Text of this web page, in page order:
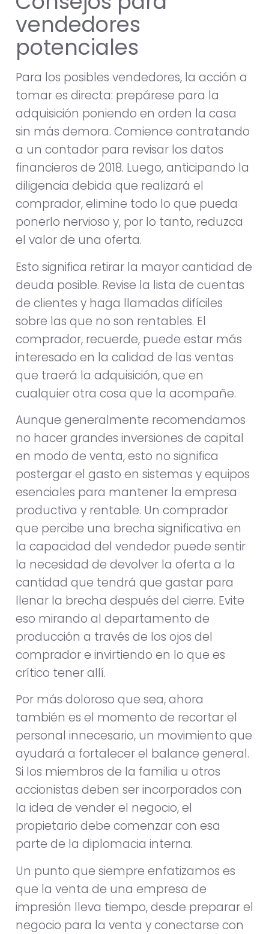
vendedores
potenciales
Para los posibles vendedores, la acción a
tomar es directa: prepárese para la
adquisición poniendo en orden la casa
sin más demora. Comience contratando
a un contador para revisar los datos
financieros de 2018. Luego, anticipando la
diligencia debida que realizará el
comprador, elimine todo lo que pueda
ponerlo nervioso y, por lo tanto, reduzca
el valor de una oferta.
Esto significa retirar la mayor cantidad de
deuda posible. Revise la lista de cuentas
de clientes y haga llamadas difíciles
sobre las que no son rentables. El
comprador, recuerde, puede estar más
interesado en la calidad de las ventas
que traerá la adquisición, que en
cualquier otra cosa que la acompañe.
Aunque generalmente recomendamos
no hacer grandes inversiones de capital
en modo de venta, esto no significa
postergar el gasto en sistemas y equipos
esenciales para mantener la empresa
productiva y rentable. Un comprador
que percibe una brecha significativa en
la capacidad del vendedor puede sentir
la necesidad de devolver la oferta a la
cantidad que tendrá que gastar para
llenar la brecha después del cierre. Evite
eso mirando al departamento de
producción a través de los ojos del
comprador e invirtiendo en lo que es
crítico tener allí.
Por más doloroso que sea, ahora
también es el momento de recortar el
personal innecesario, un movimiento que
ayudará a fortalecer el balance general.
Si los miembros de la familia u otros
accionistas deben ser incorporados con
la idea de vender el negocio, el
propietario debe comenzar con esa
parte de la diplomacia interna.
Un punto que siempre enfatizamos es
que la venta de una empresa de
impresión lleva tiempo, desde preparar el
negocio para la venta y conectarse con